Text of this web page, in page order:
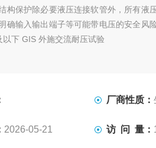
构保护除必要液压连接软管外，所有液
确输入输出端子等可能带电压的安全风
以下 GIS 外施交流耐压试验
厂商性质：
2026-05-21 访 问 量：